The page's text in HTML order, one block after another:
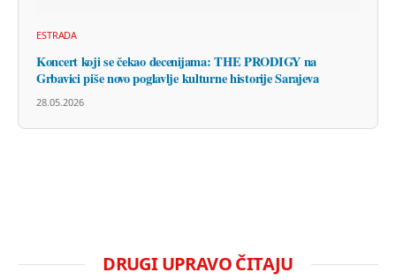
ESTRADA
Koncert koji se čekao decenijama: THE PRODIGY na
Grbavici piše novo poglavlje kulturne historije Sarajeva
28.05.2026
DRUGI UPRAVO ČITAJU